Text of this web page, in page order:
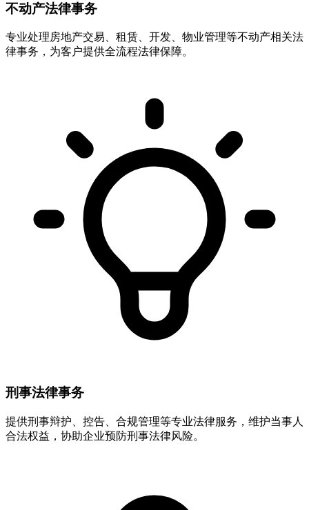
不动产法律事务
专业处理房地产交易、租赁、开发、物业管理等不动产相关法
律事务，为客户提供全流程法律保障。
刑事法律事务
提供刑事辩护、控告、合规管理等专业法律服务，维护当事人
合法权益，协助企业预防刑事法律风险。